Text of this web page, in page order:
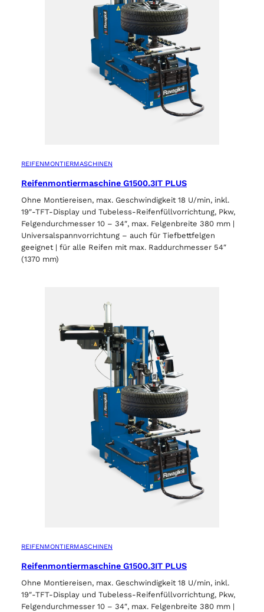
REIFENMONTIERMASCHINEN
Reifenmontiermaschine G1500.3IT PLUS
Ohne Montiereisen, max. Geschwindigkeit 18 U/min, inkl.
19″-TFT-Display und Tubeless-Reifenfüllvorrichtung, Pkw,
Felgendurchmesser 10 – 34″, max. Felgenbreite 380 mm |
Universalspannvorrichtung – auch für Tiefbettfelgen
geeignet | für alle Reifen mit max. Raddurchmesser 54″
(1370 mm)
REIFENMONTIERMASCHINEN
Reifenmontiermaschine G1500.3IT PLUS
Ohne Montiereisen, max. Geschwindigkeit 18 U/min, inkl.
19″-TFT-Display und Tubeless-Reifenfüllvorrichtung, Pkw,
Felgendurchmesser 10 – 34″, max. Felgenbreite 380 mm |
Wählen Sie Ihre Region
AKZEPTIEREN